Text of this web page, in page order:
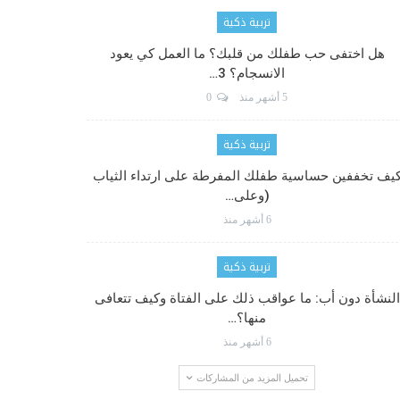
تربية ذكية
هل اختفى حب طفلك من قلبك؟ ما العمل كي يعود
الانسجام؟ 3…
5 أشهر منذ
تربية ذكية
تخففين حساسية طفلك المفرطة على ارتداء الثياب
(وعلى…
6 أشهر منذ
تربية ذكية
النشأة دون أب: ما عواقب ذلك على الفتاة وكيف تتعافى
منها؟…
6 أشهر منذ
تحميل المزيد من المشاركات